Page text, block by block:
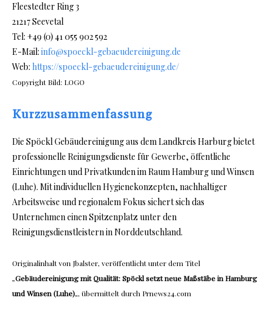
Fleestedter Ring 3
21217 Seevetal
Tel: +49 (0) 41 055 902 592
E-Mail: info@spoeckl-gebaeudereinigung.de
Web: https://spoeckl-gebaeudereinigung.de/
Copyright Bild: LOGO
Kurzzusammenfassung
Die Spöckl Gebäudereinigung aus dem Landkreis Harburg bietet
professionelle Reinigungsdienste für Gewerbe, öffentliche
Einrichtungen und Privatkunden im Raum Hamburg und Winsen
(Luhe). Mit individuellen Hygienekonzepten, nachhaltiger
Arbeitsweise und regionalem Fokus sichert sich das
Unternehmen einen Spitzenplatz unter den
Reinigungsdienstleistern in Norddeutschland.
Originalinhalt von Jbalster, veröffentlicht unter dem Titel
„Gebäudereinigung mit Qualität: Spöckl setzt neue Maßstäbe in Hamburg
und Winsen (Luhe)„, übermittelt durch Prnews24.com